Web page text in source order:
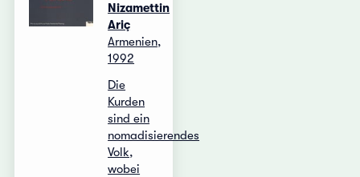
Nizamettin
Ariç
Armenien,
1992
Die
Kurden
sind ein
nomadisierendes
Volk,
wobei